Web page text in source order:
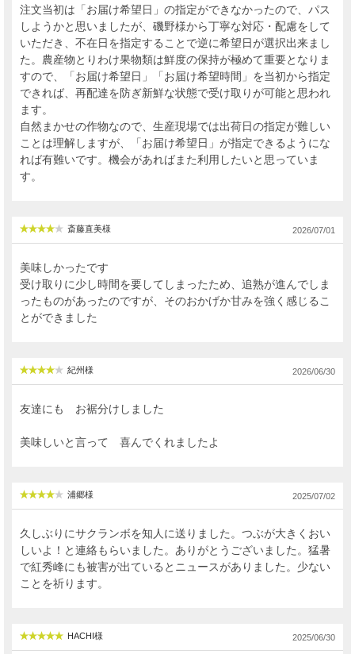
注文当初は「お届け希望日」の指定ができなかったので、パス
しようかと思いましたが、磯野様から丁寧な対応・配慮をして
いただき、不在日を指定することで逆に希望日が選択出来まし
た。農産物とりわけ果物類は鮮度の保持が極めて重要となりま
すので、「お届け希望日」「お届け希望時間」を当初から指定
できれば、再配達を防ぎ新鮮な状態で受け取りが可能と思われ
ます。
自然まかせの作物なので、生産現場では出荷日の指定が難しい
ことは理解しますが、「お届け希望日」が指定できるようにな
れば有難いです。機会があればまた利用したいと思っていま
す。
斎藤直美様 2026/07/01
美味しかったです
受け取りに少し時間を要してしまったため、追熟が進んでしま
ったものがあったのですが、そのおかげか甘みを強く感じるこ
とができました
紀州様 2026/06/30
友達にも お裾分けしました
美味しいと言って 喜んでくれましたよ
浦郷様 2025/07/02
久しぶりにサクランボを知人に送りました。つぶが大きくおい
しいよ！と連絡もらいました。ありがとうございました。猛暑
で紅秀峰にも被害が出ているとニュースがありました。少ない
ことを祈ります。
HACHI様 2025/06/30